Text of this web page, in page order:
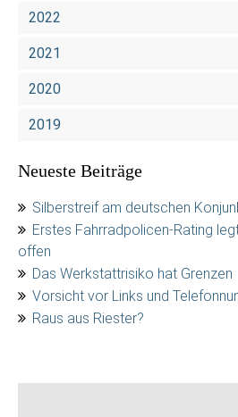
2022
2021
2020
2019
Neueste Beiträge
Silberstreif am deutschen
Erstes Fahrradpolicen-Rating
offen
Das Werkstattrisiko hat Grenzen
Vorsicht vor Links und
Raus aus Riester?